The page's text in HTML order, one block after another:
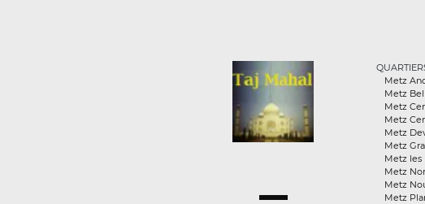
Metz
Metz
Metz
Metz
Metz
Metz
Metz les
Metz
Metz
Metz